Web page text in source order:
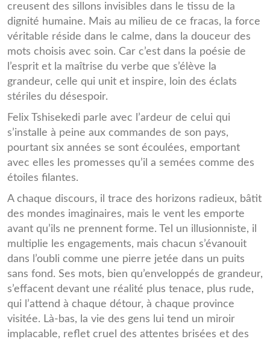
creusent des sillons invisibles dans le tissu de la
dignité humaine. Mais au milieu de ce fracas, la force
véritable réside dans le calme, dans la douceur des
mots choisis avec soin. Car c’est dans la poésie de
l’esprit et la maîtrise du verbe que s’élève la
grandeur, celle qui unit et inspire, loin des éclats
stériles du désespoir.
Felix Tshisekedi parle avec l’ardeur de celui qui
s’installe à peine aux commandes de son pays,
pourtant six années se sont écoulées, emportant
avec elles les promesses qu’il a semées comme des
étoiles filantes.
A chaque discours, il trace des horizons radieux, bâtit
des mondes imaginaires, mais le vent les emporte
avant qu’ils ne prennent forme. Tel un illusionniste, il
multiplie les engagements, mais chacun s’évanouit
dans l’oubli comme une pierre jetée dans un puits
sans fond. Ses mots, bien qu’enveloppés de grandeur,
s’effacent devant une réalité plus tenace, plus rude,
qui l’attend à chaque détour, à chaque province
visitée. Là-bas, la vie des gens lui tend un miroir
implacable, reflet cruel des attentes brisées et des